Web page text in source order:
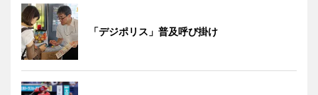
「デジポリス」普及呼び掛け